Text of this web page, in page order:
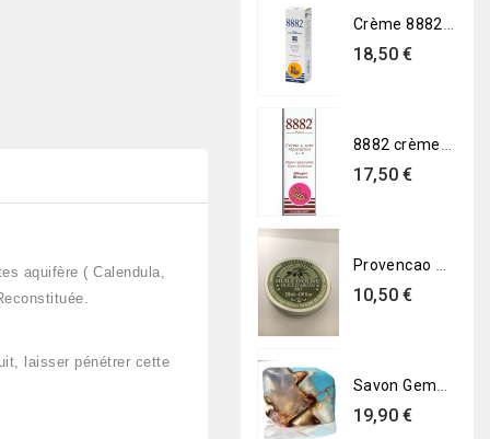
aquifère ( Calendula,
laisser pénétrer cette
Prix
18,50 €
Prix
17,50 €
Prix
10,50 €
Prix
19,90 €